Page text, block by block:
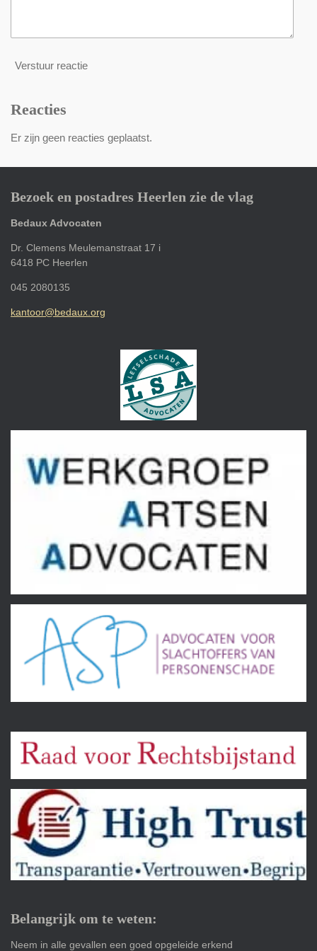
Verstuur reactie
Reacties
Er zijn geen reacties geplaatst.
Bezoek en postadres Heerlen zie de vlag
Bedaux Advocaten
Dr. Clemens Meulemanstraat 17 i
6418 PC Heerlen
045 2080135
kantoor@bedaux.org
Belangrijk om te weten:
Neem in alle gevallen een goed opgeleide erkend